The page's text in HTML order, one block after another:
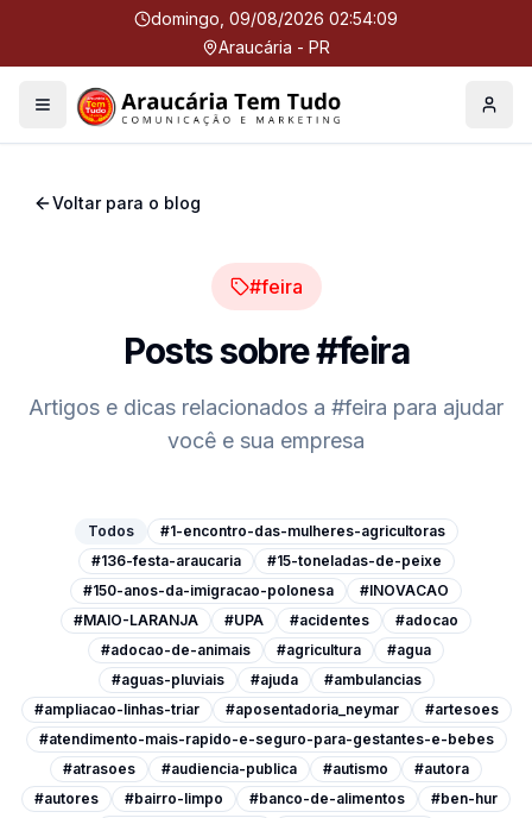
domingo, 09/08/2026 02:54:09
Araucária - PR
Menu Perfil
Voltar para o blog
#feira
Posts sobre#feira
Artigos e dicas relacionados a #feira para ajudar
você e sua empresa
Todos
#1-encontro-das-mulheres-agricultoras
#136-festa-araucaria
#15-toneladas-de-peixe
#150-anos-da-imigracao-polonesa
#INOVACAO
#MAIO-LARANJA
#UPA #acidentes
#adocao
#adocao-de-animais
#agricultura
#agua
#aguas-pluviais
#ajuda
#ambulancias
#ampliacao-linhas-triar
#aposentadoria_neymar
#artesoes
#atendimento-mais-rapido-e-seguro-para-gestantes-e-bebes
#atrasoes
#audiencia-publica #autismo
#autora
#autores
#bairro-limpo #banco-de-alimentos
#ben-hur